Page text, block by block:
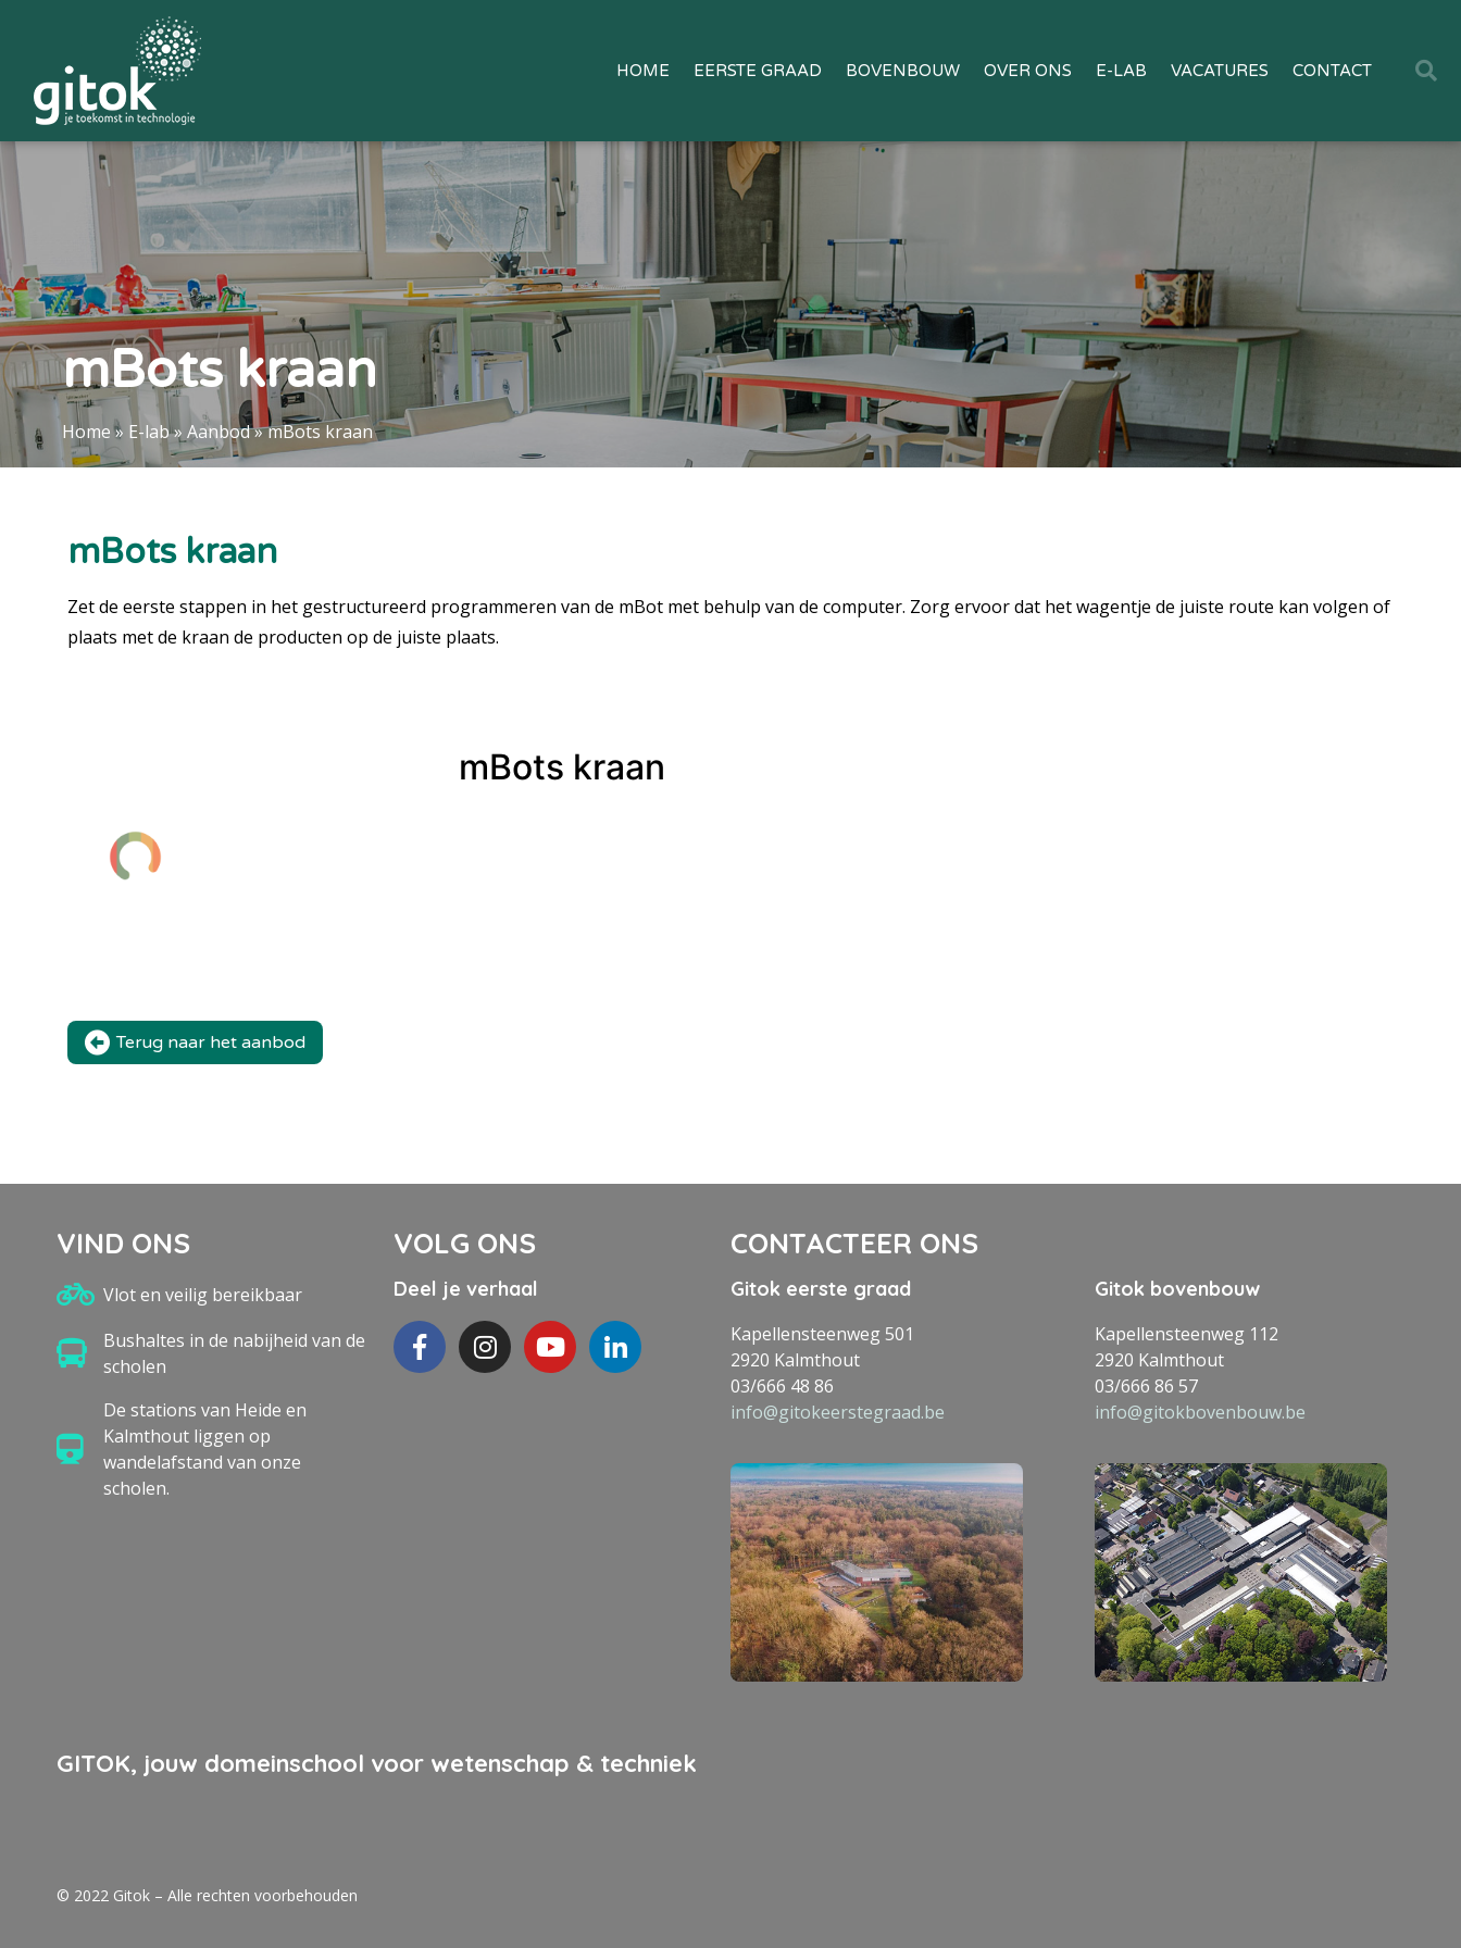
HOME EERSTE GRAAD BOVENBOUW OVER ONS E-LAB VACATURES CONTACT
mBots kraan
Home» E-lab» Aanbod»mBots kraan
mBots kraan
Zet de eerste stappen in het gestructureerd programmeren van de mBot met behulp van de computer. Zorg ervoor dat het wagentje de juiste route kan volgen of
plaats met de kraan de producten op de juiste plaats.
mBots kraan
Terug naar het aanbod
VIND ONS
Vlot en veilig bereikbaar
Bushaltes in de nabijheid van de
scholen
De stations van Heide en
Kalmthout liggen op
wandelafstand van onze
scholen.
VOLG ONS
Deel je verhaal
CONTACTEER ONS
Gitok eerste graad
Kapellensteenweg 501
2920 Kalmthout
03/666 48 86
info@gitokeerstegraad.be
Gitok bovenbouw
Kapellensteenweg 112
2920 Kalmthout
03/666 86 57
info@gitokbovenbouw.be
GITOK, jouw domeinschool voor wetenschap & techniek
© 2022 Gitok – Alle rechten voorbehouden